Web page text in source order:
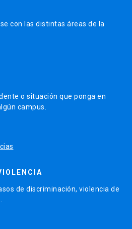
con las distintas áreas de la
o situación que ponga en
campus.
de discriminación, violencia de